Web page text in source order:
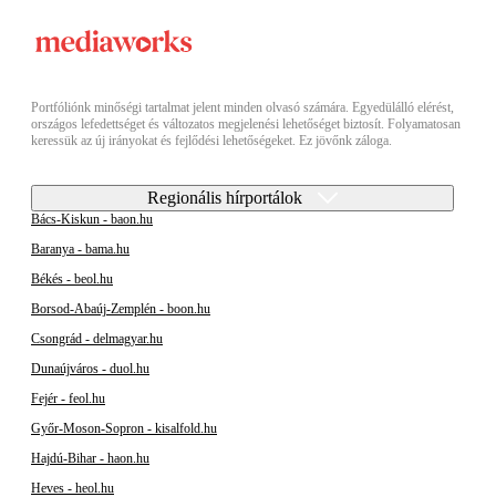
Portfóliónk minőségi tartalmat jelent minden olvasó számára. Egyedülálló elérést,
országos lefedettséget és változatos megjelenési lehetőséget biztosít. Folyamatosan
keressük az új irányokat és fejlődési lehetőségeket. Ez jövőnk záloga.
Regionális hírportálok
Bács-Kiskun - baon.hu
Baranya - bama.hu
Békés - beol.hu
Borsod-Abaúj-Zemplén - boon.hu
Csongrád - delmagyar.hu
Dunaújváros - duol.hu
Fejér - feol.hu
Győr-Moson-Sopron - kisalfold.hu
Hajdú-Bihar - haon.hu
Heves - heol.hu